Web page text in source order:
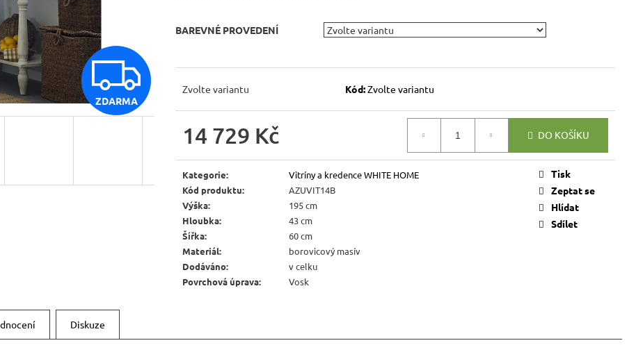
BAREVNÉ PROVEDENÍ
Zvolte variantu Kód:Zvolte variantu
14 729 Kč DO KOŠÍKU
Kategorie:
Vitríny a kredence WHITE HOME
Kód produktu:
AZUVIT14B
Výška:
195 cm
Hloubka:
43 cm
Šířka:
60 cm
Materiál:
borovicový masív
Dodáváno:
v celku
Povrchová úprava: Vosk
Tisk
Zeptat se
Hlídat
Sdílet
Z
D
A
M
ZDARMA
Diskuze
JÍDELNÍ ŽIDLE MEXICANA SIL25
2 403 Kč
Původně: 2 670 Kč 6 048 Kč